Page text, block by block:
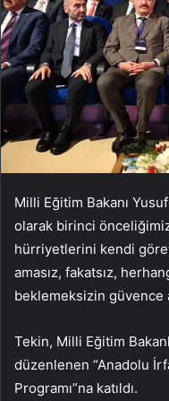
Milli Eğitim Bakanı
olarak birinci
hürriyetlerini kendi
amasız, fakatsız,
beklemeksizin güvence
Tekin, Milli Eğitim
düzenlenen “Anadolu
Programı”na katıldı.